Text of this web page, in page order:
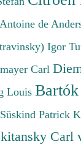
de
Igor
Carl
Louis
Süskind Patrick
Carl